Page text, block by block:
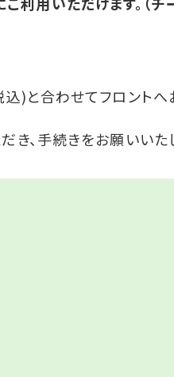
と合わせてフロントへ
、手続きをお願いいた